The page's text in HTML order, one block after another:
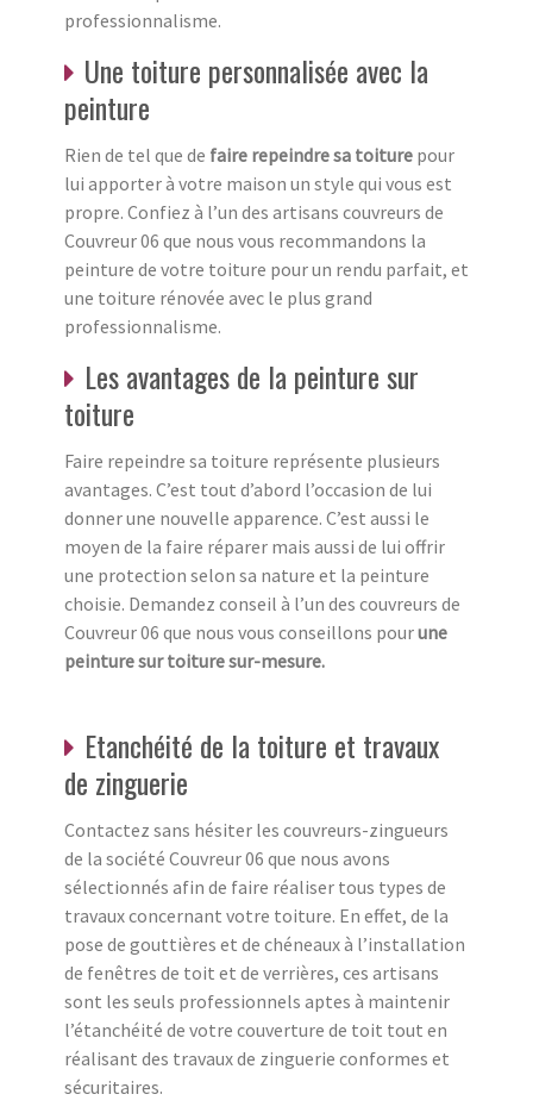
professionnalisme.
Une toiture personnalisée avec la
peinture
Rien de tel que de faire repeindre sa toiture pour
lui apporter à votre maison un style qui vous est
propre. Confiez à l’un des artisans couvreurs de
Couvreur 06 que nous vous recommandons la
peinture de votre toiture pour un rendu parfait, et
une toiture rénovée avec le plus grand
professionnalisme.
Les avantages de la peinture sur
toiture
Faire repeindre sa toiture représente plusieurs
avantages. C’est tout d’abord l’occasion de lui
donner une nouvelle apparence. C’est aussi le
moyen de la faire réparer mais aussi de lui offrir
une protection selon sa nature et la peinture
choisie. Demandez conseil à l’un des couvreurs de
Couvreur 06 que nous vous conseillons pourune
peinture sur toiture sur-mesure.
Etanchéité de la toiture et travaux
de zinguerie
Contactez sans hésiter les couvreurs-zingueurs
de la société Couvreur 06 que nous avons
sélectionnés afin de faire réaliser tous types de
travaux concernant votre toiture. En effet, de la
pose de gouttières et de chéneaux à l’installation
de fenêtres de toit et de verrières, ces artisans
sont les seuls professionnels aptes à maintenir
l’étanchéité de votre couverture de toit tout en
réalisant des travaux de zinguerie conformes et
sécuritaires.